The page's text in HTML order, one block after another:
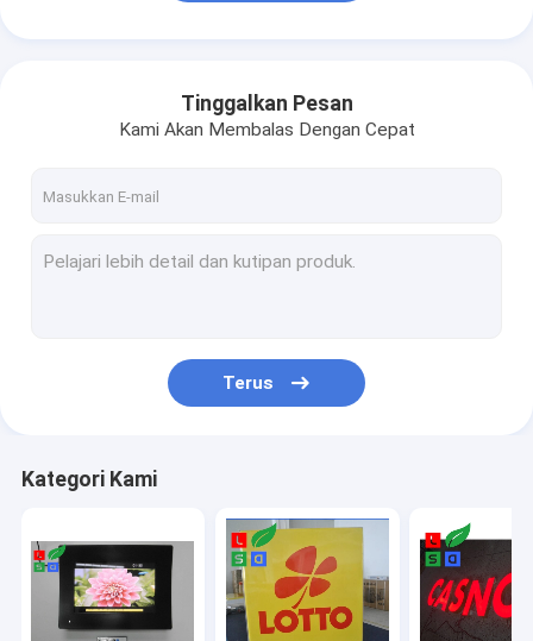
Tinggalkan Pesan
Kami Akan Membalas Dengan Cepat
Terus
Kategori Kami